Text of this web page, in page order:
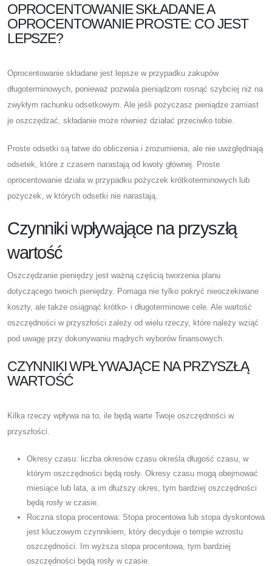
OPROCENTOWANIE SKŁADANE A
OPROCENTOWANIE PROSTE: CO JEST
LEPSZE?
Oprocentowanie składane jest lepsze w przypadku zakupów
długoterminowych, ponieważ pozwala pieniądzom rosnąć szybciej niż na
zwykłym rachunku odsetkowym. Ale jeśli pożyczasz pieniądze zamiast
je oszczędzać, składanie może również działać przeciwko tobie.
Proste odsetki są łatwe do obliczenia i zrozumienia, ale nie uwzględniają
odsetek, które z czasem narastają od kwoty głównej. Proste
oprocentowanie działa w przypadku pożyczek krótkoterminowych lub
pożyczek, w których odsetki nie narastają.
Czynniki wpływające na przyszłą
wartość
Oszczędzanie pieniędzy jest ważną częścią tworzenia planu
dotyczącego twoich pieniędzy. Pomaga nie tylko pokryć nieoczekiwane
koszty, ale także osiągnąć krótko- i długoterminowe cele. Ale wartość
oszczędności w przyszłości zależy od wielu rzeczy, które należy wziąć
pod uwagę przy dokonywaniu mądrych wyborów finansowych.
CZYNNIKI WPŁYWAJĄCE NA PRZYSZŁĄ
WARTOŚĆ
Kilka rzeczy wpływa na to, ile będą warte Twoje oszczędności w
przyszłości.
Okresy czasu: liczba okresów czasu określa długość czasu, w
którym oszczędności będą rosły. Okresy czasu mogą obejmować
miesiące lub lata, a im dłuższy okres, tym bardziej oszczędności
będą rosły w czasie.
Roczna stopa procentowa: Stopa procentowa lub stopa dyskontowa
jest kluczowym czynnikiem, który decyduje o tempie wzrostu
oszczędności. Im wyższa stopa procentowa, tym bardziej
oszczędności będą rosły w czasie.